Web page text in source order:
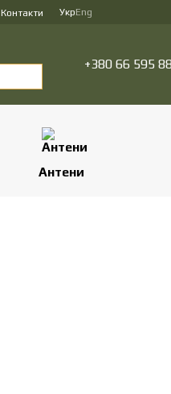
Контакти УкрEng
+380 66 595
Антени